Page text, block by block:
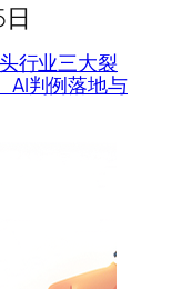
行业三大裂
AI判例落地与